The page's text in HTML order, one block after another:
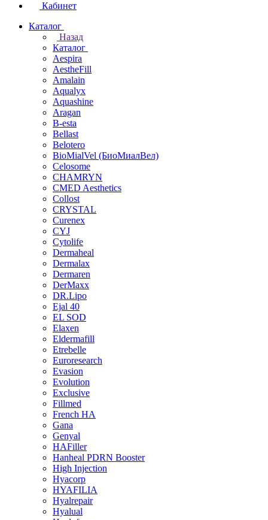
Кабинет
Каталог
Назад
Каталог
Aespira
AestheFill
Amalain
Aqualyx
Aquashine
Aragan
B-esta
Bellast
Belotero
BioMialVel (БиоМиалВел)
Celosome
CHAMRYN
CMED Aesthetics
Collost
CRYSTAL
Curenex
CYJ
Cytolife
Dermaheal
Dermalax
Dermaren
DerMaxx
DR.Lipo
Ejal 40
EL SOD
Elaxen
Eldermafill
Etrebelle
Euroresearch
Evasion
Evolution
Exclusive
Fillmed
French HA
Gana
Genyal
HAFiller
Hanheal PDRN Booster
High Injection
Hyacorp
HYAFILIA
Hyalrepair
Hyalual